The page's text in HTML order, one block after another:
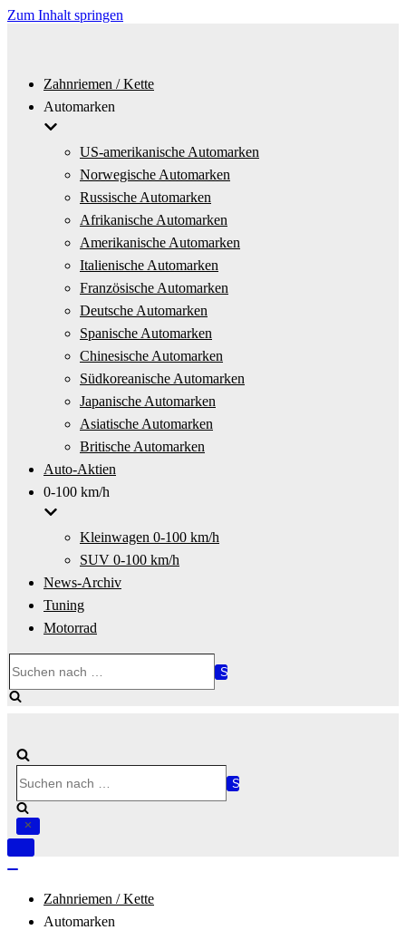
Zum Inhalt springen
Zahnriemen / Kette
Automarken
US-amerikanische Automarken
Norwegische Automarken
Russische Automarken
Afrikanische Automarken
Amerikanische Automarken
Italienische Automarken
Französische Automarken
Deutsche Automarken
Spanische Automarken
Chinesische Automarken
Südkoreanische Automarken
Japanische Automarken
Asiatische Automarken
Britische Automarken
Auto-Aktien
0-100 km/h
Kleinwagen 0-100 km/h
SUV 0-100 km/h
News-Archiv
Tuning
Motorrad
nach …
nach …
Navigation
Zahnriemen / Kette
Automarken